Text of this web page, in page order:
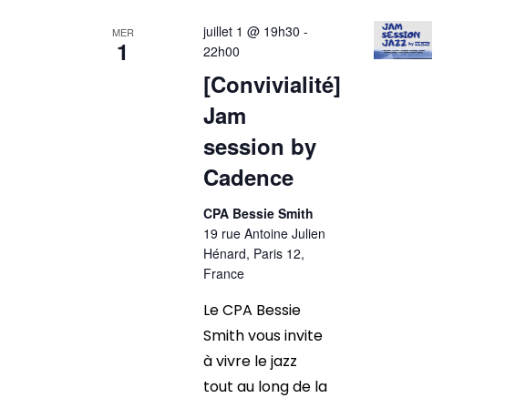
MER
1
[Convivialité]
Jam
session by
Cadence
juillet 1 @ 19h30 -
22h00
CPA Bessie Smith
19 rue Antoine Julien
Hénard, Paris 12,
France
Le CPA Bessie
Smith vous invite
à vivre le jazz
tout au long de la